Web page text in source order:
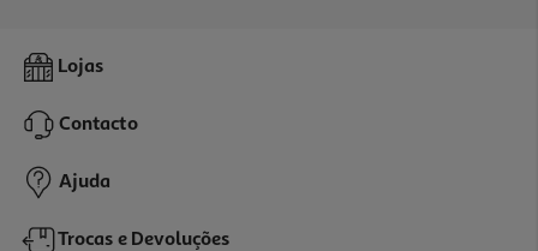
Rolo Para Verniz Auchan 110mm 2 Unidades
1,00 €
Lojas
Contacto
Ajuda
Trocas e Devoluções